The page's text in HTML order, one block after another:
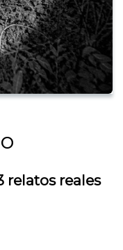
relatos reales